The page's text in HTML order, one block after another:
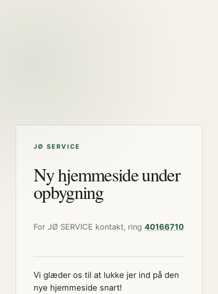
JØ SERVICE
Ny hjemmeside under
opbygning
For JØ SERVICE kontakt, ring 40166710
Vi glæder os til at lukke jer ind på den
nye hjemmeside snart!